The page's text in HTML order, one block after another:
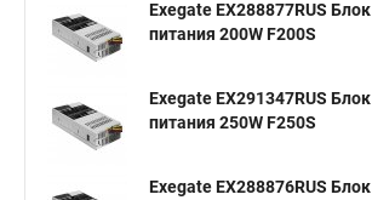
Exegate EX288877RUS Блок
питания 200W F200S
Exegate EX291347RUS Блок
питания 250W F250S
Exegate EX288876RUS Блок